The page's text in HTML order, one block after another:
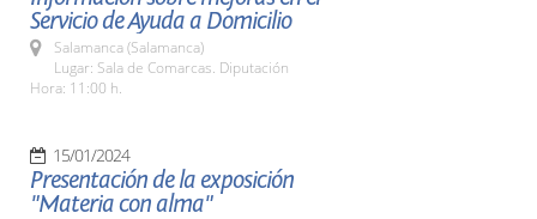
Servicio de Ayuda a Domicilio
Salamanca (Salamanca)
Lugar: Sala de Comarcas. Diputación
Hora: 11:00 h.
15/01/2024
Presentación de la exposición
"Materia con alma"